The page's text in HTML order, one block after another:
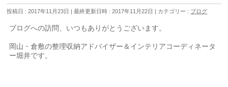
投稿日 : 2017年11月23日 最終更新日時 : 2017年11月22日 カテゴリー : ブログ
ブログへの訪問、いつもありがとうございます。
岡山・倉敷の整理収納アドバイザー＆インテリアコーディネータ
ー堀井です。